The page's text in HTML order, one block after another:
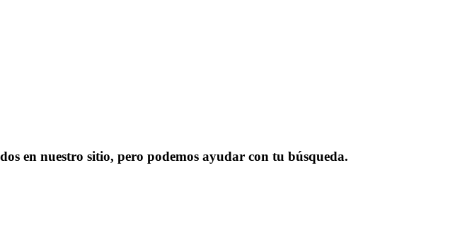
en nuestro sitio, pero podemos ayudar con tu búsqueda.